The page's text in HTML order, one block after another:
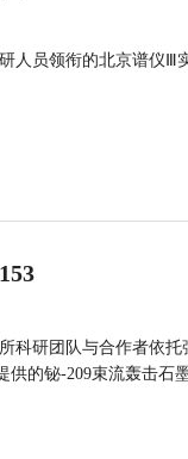
人员领衔的北京谱仪
科研团队与合作者依
的铋-209束流轰击石